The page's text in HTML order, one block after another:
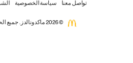
تواصل معنا سياسة الخصوصية
© 2026 ماكدونالدز. جميع الحقوق محفوظة.